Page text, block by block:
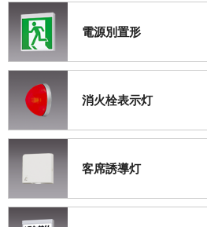
電源別置形
消火栓表示灯
客席誘導灯